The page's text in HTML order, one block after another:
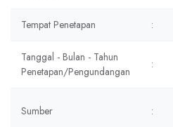
Tempat Penetapan :
Tanggal - Bulan - Tahun
Penetapan/Pengundangan
:
Sumber :